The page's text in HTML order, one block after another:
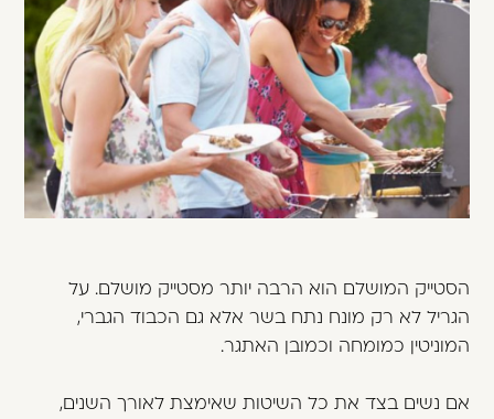
משתמש חדש/אורח
דאגנו לכם ליצירת חשבון קלה ומהירה במיוחד.
המשיכו למילוי פרטיכם ותוכלו ליהנות מהיתרונות של
משתמש רשום כבר עכשיו.
להרשמה
הסטייק המושלם הוא הרבה יותר מסטייק מושלם. על
הגריל לא רק מונח נתח בשר אלא גם הכבוד הגברי,
המוניטין כמומחה וכמובן האתגר.
אם נשים בצד את כל השיטות שאימצת לאורך השנים,